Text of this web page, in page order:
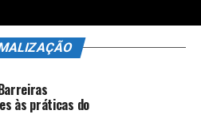
às práticas do